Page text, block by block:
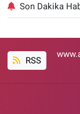
Son Dakika
RSS